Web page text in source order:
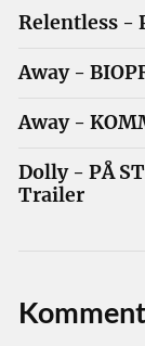
Relentless -
Away -
Away -
Dolly - PÅ
Trailer